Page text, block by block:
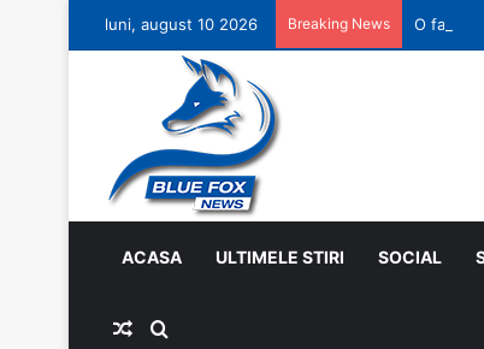
luni, august 10 2026 Breaking News O faptă
ACASA ULTIMELE STIRI SOCIAL
Random Article
Search for